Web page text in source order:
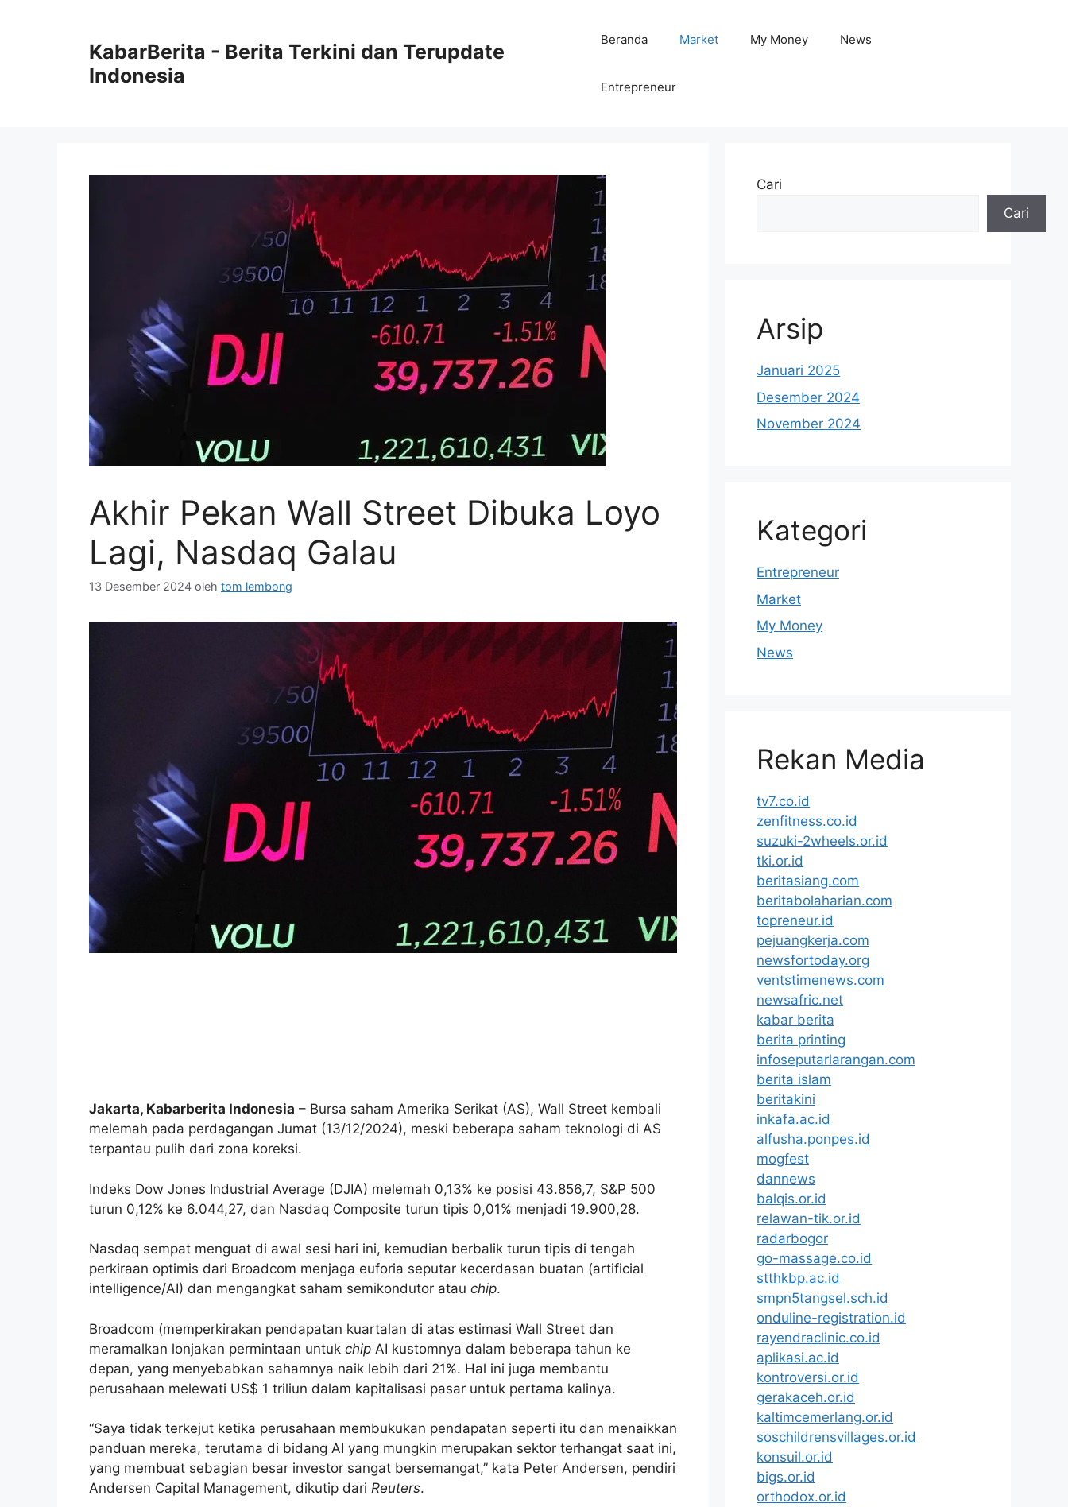
KabarBerita - Berita Terkini dan Terupdate
Indonesia
Beranda Market My Money News
Entrepreneur
Akhir Pekan Wall Street Dibuka Loyo
Lagi, Nasdaq Galau
13 Desember 2024 oleh tom lembong
Jakarta, Kabarberita Indonesia – Bursa saham Amerika Serikat (AS), Wall Street kembali
melemah pada perdagangan Jumat (13/12/2024), meski beberapa saham teknologi di AS
terpantau pulih dari zona koreksi.
Indeks Dow Jones Industrial Average (DJIA) melemah 0,13% ke posisi 43.856,7, S&P 500
turun 0,12% ke 6.044,27, dan Nasdaq Composite turun tipis 0,01% menjadi 19.900,28.
Nasdaq sempat menguat di awal sesi hari ini, kemudian berbalik turun tipis di tengah
perkiraan optimis dari Broadcom menjaga euforia seputar kecerdasan buatan (artificial
intelligence/AI) dan mengangkat saham semikondutor atau chip.
Broadcom (memperkirakan pendapatan kuartalan di atas estimasi Wall Street dan
meramalkan lonjakan permintaan untuk chip AI kustomnya dalam beberapa tahun ke
depan, yang menyebabkan sahamnya naik lebih dari 21%. Hal ini juga membantu
perusahaan melewati US$ 1 triliun dalam kapitalisasi pasar untuk pertama kalinya.
“Saya tidak terkejut ketika perusahaan membukukan pendapatan seperti itu dan menaikkan
panduan mereka, terutama di bidang AI yang mungkin merupakan sektor terhangat saat ini,
yang membuat sebagian besar investor sangat bersemangat,” kata Peter Andersen, pendiri
Andersen Capital Management, dikutip dari Reuters.
Cari
Cari
Arsip
Januari 2025
Desember 2024
November 2024
Kategori
Entrepreneur
Market
My Money
News
Rekan Media
tv7.co.id
zenfitness.co.id
suzuki-2wheels.or.id
tki.or.id
beritasiang.com
beritabolaharian.com
topreneur.id
pejuangkerja.com
newsfortoday.org
ventstimenews.com
newsafric.net
kabar berita
berita printing
infoseputarlarangan.com
berita islam
beritakini
inkafa.ac.id
alfusha.ponpes.id
mogfest
dannews
balqis.or.id
relawan-tik.or.id
radarbogor
go-massage.co.id
stthkbp.ac.id
smpn5tangsel.sch.id
onduline-registration.id
rayendraclinic.co.id
aplikasi.ac.id
kontroversi.or.id
gerakaceh.or.id
kaltimcemerlang.or.id
soschildrensvillages.or.id
konsuil.or.id
bigs.or.id
orthodox.or.id